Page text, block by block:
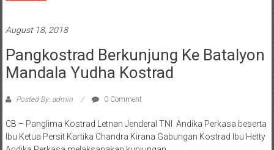
August 18, 2018
Pangkostrad Berkunjung Ke Batalyon
Mandala Yudha Kostrad
Posted By: admin 0 Comment
CB – Panglima Kostrad Letnan Jenderal TNI Andika Perkasa beserta
Ibu Ketua Persit Kartika Chandra Kirana Gabungan Kostrad Ibu Hetty